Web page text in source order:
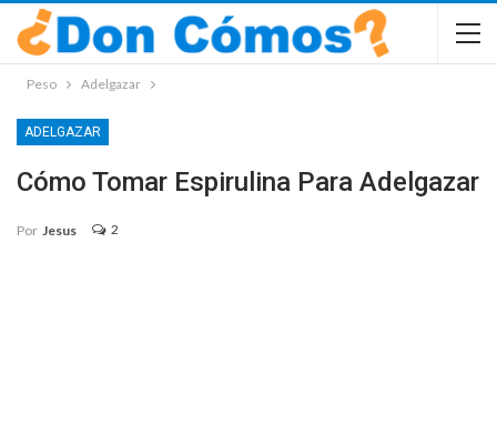
Peso Adelgazar
ADELGAZAR
Cómo Tomar Espirulina Para Adelgazar
Por Jesus 2